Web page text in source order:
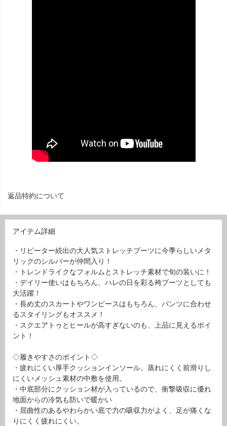
返品特約について
アイテム詳細
・リピーター続出の大人気ストレッチブーツに今季らしいメタ
リックのシルバーが仲間入り！
・トレンドライクなフォルムとストレッチ素材で旬の装いに！
・デイリー使いはもちろん、ハレの日を彩る袴ブーツとしても
大活躍！
・長め丈のスカートやワンピースはもちろん、パンツに合わせ
るスタイリングもオススメ！
・スクエアトゥとヒールが高すぎないのも、上品に見えるポイ
ント！
◇履きやすさのポイント◇
・疲れにくい厚手クッションインソール。蒸れにくく前滑りし
にくいメッシュ素材の中敷を使用。
・中底部分にクッション材が入っているので、衝撃吸収に優れ
地面からの冷気も防いで暖かい
・屈曲性のあるやわらかい底で力の吸収力がよく、足が痛くな
りにくく疲れにくい。